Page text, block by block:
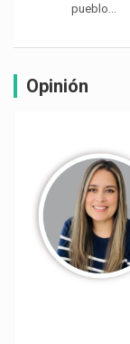
pueblo…
Opinión